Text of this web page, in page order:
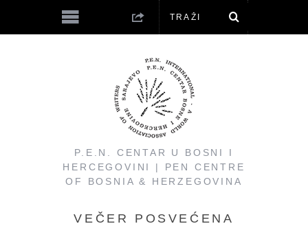
P.E.N. CENTAR U BOSNI I
HERCEGOVINI | PEN CENTRE
OF BOSNIA & HERZEGOVINA
VEČER POSVEĆENA